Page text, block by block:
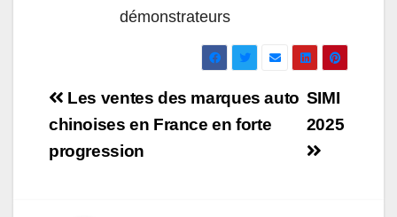
démonstrateurs
Navigation
de
l’article
SIMI
2025
Les ventes des marques auto
chinoises en France en forte
progression